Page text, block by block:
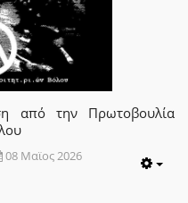
από την Πρωτοβουλία
08 Μαϊος 2026